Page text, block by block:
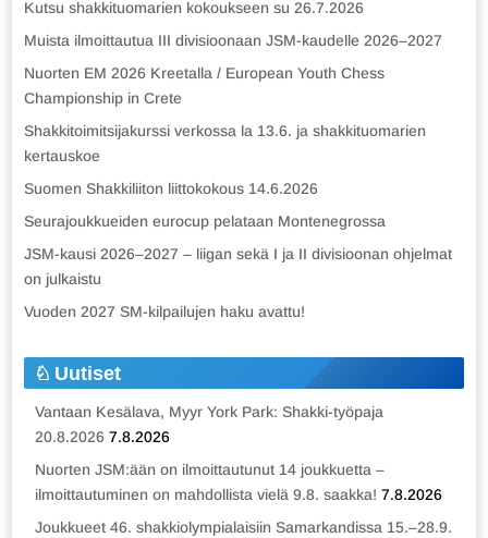
Kutsu shakkituomarien kokoukseen su 26.7.2026
Muista ilmoittautua III divisioonaan JSM-kaudelle 2026–2027
Nuorten EM 2026 Kreetalla / European Youth Chess
Championship in Crete
Shakkitoimitsijakurssi verkossa la 13.6. ja shakkituomarien
kertauskoe
Suomen Shakkiliiton liittokokous 14.6.2026
Seurajoukkueiden eurocup pelataan Montenegrossa
JSM-kausi 2026–2027 – liigan sekä I ja II divisioonan ohjelmat
on julkaistu
Vuoden 2027 SM-kilpailujen haku avattu!
Uutiset
Vantaan Kesälava, Myyr York Park: Shakki-työpaja
20.8.2026 7.8.2026
Nuorten JSM:ään on ilmoittautunut 14 joukkuetta –
ilmoittautuminen on mahdollista vielä 9.8. saakka! 7.8.2026
Joukkueet 46. shakkiolympialaisiin Samarkandissa 15.–28.9.